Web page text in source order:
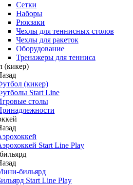
Сетки
Наборы
Рюкзаки
Чехлы для теннисных столов
Чехлы для ракеток
Оборудование
Тренажеры для тенниса
(кикер)
(кикер)
Start Line
столы
Start Line Play
бильярд
Start Line Play